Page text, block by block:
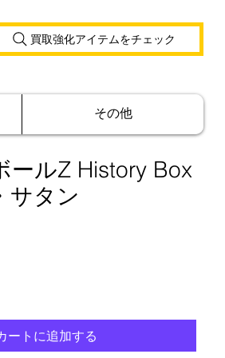
買取強化アイテムをチェック
その他
ールZ History Box
サタン
ートに追加する